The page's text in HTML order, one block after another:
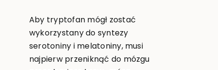
Aby tryptofan mógł zostać
wykorzystany do syntezy
serotoniny i melatoniny, musi
najpierw przeniknąć do mózgu